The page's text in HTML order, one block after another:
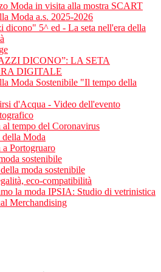
Moda in visita alla mostra SCART
Moda a.s. 2025-2026
dicono" 5^ ed - La seta nell'era della
DICONO”: LA SETA
DIGITALE
Moda Sostenibile "Il tempo della
d'Acqua - Video dell'evento
al tempo del Coronavirus
della Moda
a Portogruaro
sostenibile
moda sostenibile
eco-compatibilità
la moda IPSIA: Studio di vetrinistica
Merchandising